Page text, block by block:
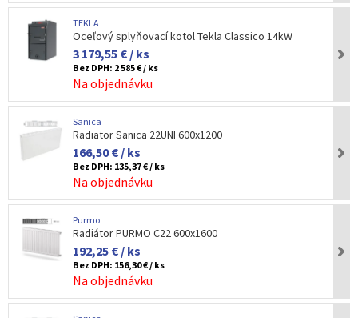
TEKLA
Oceľový splyňovací kotol Tekla Classico 14kW
3 179,55 € / ks
Bez DPH: 2 585 € / ks
Na objednávku
Sanica
Radiator Sanica 22UNI 600x1200
166,50 € / ks
Bez DPH: 135,37 € / ks
Na objednávku
Purmo
Radiátor PURMO C22 600x1600
192,25 € / ks
Bez DPH: 156,30 € / ks
Na objednávku